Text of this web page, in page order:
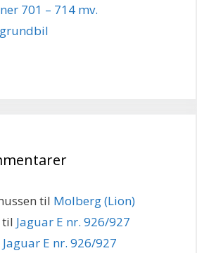
701 – 714 mv.
til Molberg (Lion)
til Jaguar E nr. 926/927
Jaguar E nr. 926/927